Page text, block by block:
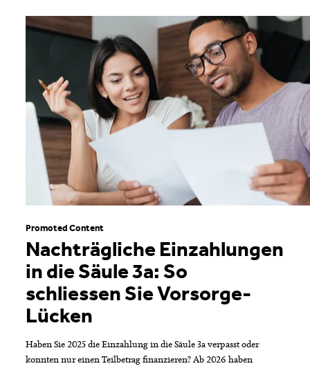
Nachträgliche Einzahlungen
in die Säule 3a: So
schliessen Sie Vorsorge-
Lücken
Promoted Content
Haben Sie 2025 die Einzahlung in die Säule 3a verpasst oder
konnten nur einen Teilbetrag finanzieren? Ab 2026 haben